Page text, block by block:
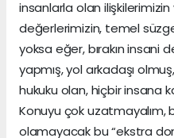
insanlarla olan
değerlerimizin, temel
yoksa eğer, bırakın insani
yapmış, yol arkadaşı
hukuku olan, hiçbir insana
Konuyu çok uzatmayalım,
olamayacak bu “ekstra